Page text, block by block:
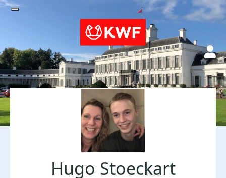
Hugo Stoeckart